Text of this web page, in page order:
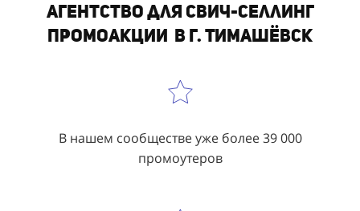
Агентство для свич-селлинг
промоакции в г. Тимашёвск
В нашем сообществе уже более 39 000
промоутеров